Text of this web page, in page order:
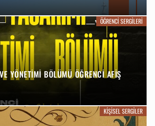
ÖĞRENCI SERGILERI
YÖNETİMİ BÖLÜMÜ ÖĞRENCİ AFİŞ
KIŞISEL SERGILER